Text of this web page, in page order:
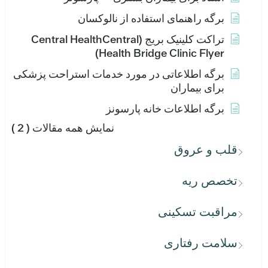
برگه راهنمای استفاده از نالوکسان
تراکت کلینیک بریج (Central HealthCentral
Health Bridge Clinic Flyer)
برگه اطلاعاتی در مورد خدمات استراحت پزشکی
برای بیماران
برگه اطلاعات خانه پارسونز
نمایش همه مقالات ( 2 )
قلب و عروق
تخصص ریه
مراقبت تسکینی
سلامت رفتاری